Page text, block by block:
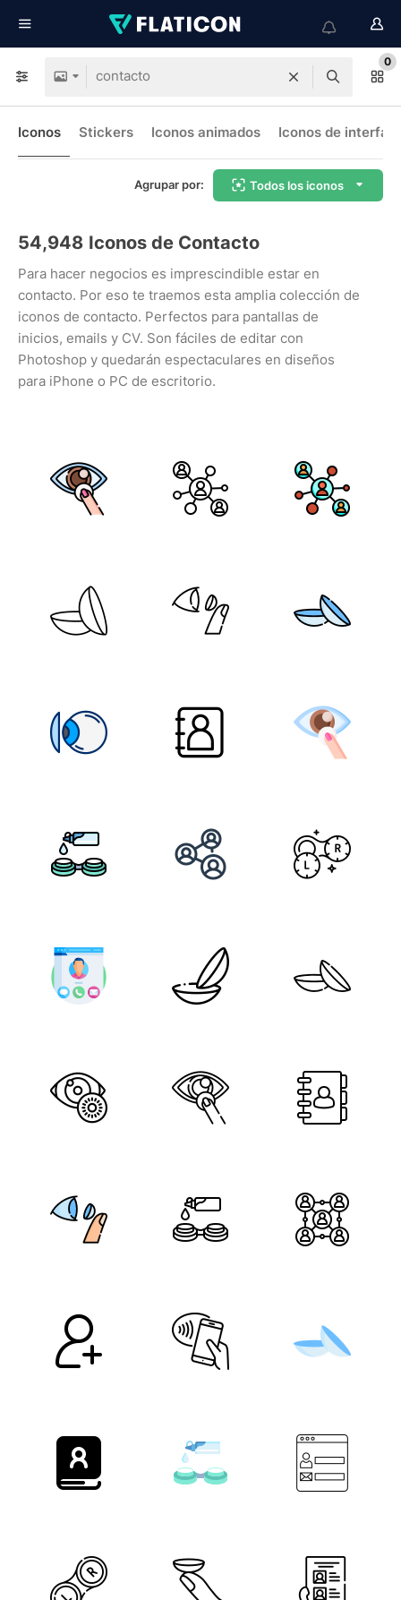
0
Iconos Stickers Iconos animados Iconos de interfaz
Agrupar por: Todos los iconos
54,948 Iconos de Contacto
Para hacer negocios es imprescindible estar en
contacto. Por eso te traemos esta amplia colección de
iconos de contacto. Perfectos para pantallas de
inicios, emails y CV. Son fáciles de editar con
Photoshop y quedarán espectaculares en diseños
para iPhone o PC de escritorio.